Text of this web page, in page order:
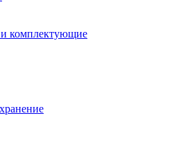
комплектующие